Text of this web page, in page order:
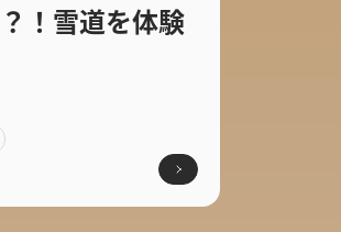
！雪道を体験